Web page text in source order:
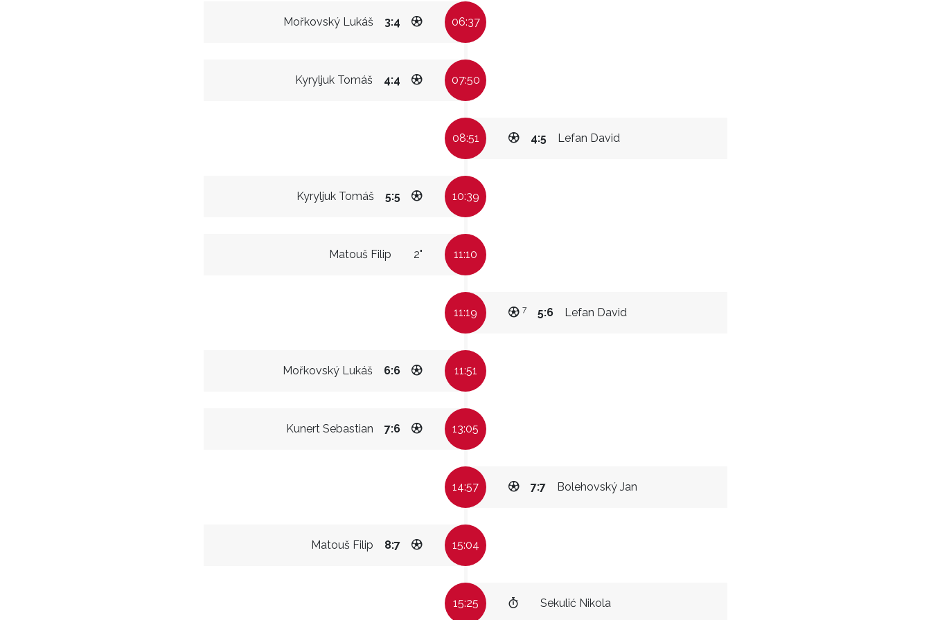
Mořkovský Lukáš 3:4 06:37
Kyryljuk Tomáš 4:4 07:50
08:51 Lefan David
4:5
Kyryljuk Tomáš 5:5 10:39
Matouš Filip 2" 11:10
11:19 Lefan David
5:6
7
Mořkovský Lukáš 6:6 11:51
Kunert Sebastian 7:6 13:05
14:57 Bolehovský Jan
7:7
Matouš Filip 8:7 15:04
15:25 Sekulić Nikola